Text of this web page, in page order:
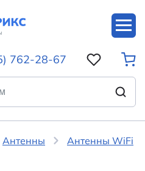
762-28-67
Антенны Антенны WiFi